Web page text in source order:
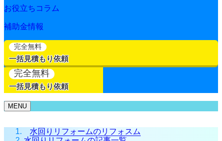
お役立ちコラム
補助金情報
完全無料
一括見積もり依頼
完全無料
一括見積もり依頼
MENU
水回りリフォームのリフォスム